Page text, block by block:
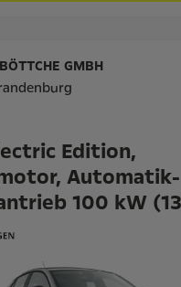
Edition,
Automatik-
100 kW
GMBH